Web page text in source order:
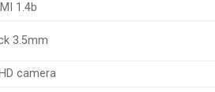
1.4b
3.5mm
camera